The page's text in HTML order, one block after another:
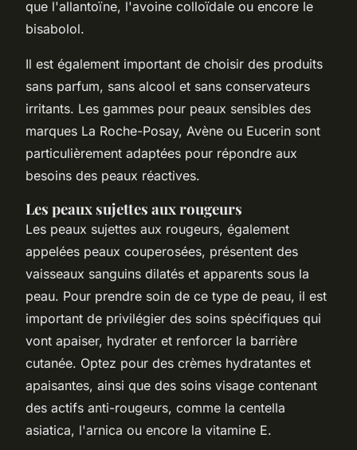
que l'allantoïne, l'avoine colloïdale ou encore le
bisabolol.
Il est également important de choisir des produits
sans parfum, sans alcool et sans conservateurs
irritants. Les gammes pour peaux sensibles des
marques La Roche-Posay, Avène ou Eucerin sont
particulièrement adaptées pour répondre aux
besoins des peaux réactives.
Les peaux sujettes aux rougeurs
Les peaux sujettes aux rougeurs, également
appelées peaux couperosées, présentent des
vaisseaux sanguins dilatés et apparents sous la
peau. Pour prendre soin de ce type de peau, il est
important de privilégier des soins spécifiques qui
vont apaiser, hydrater et renforcer la barrière
cutanée. Optez pour des crèmes hydratantes et
apaisantes, ainsi que des soins visage contenant
des actifs anti-rougeurs, comme la centella
asiatica, l'arnica ou encore la vitamine E.